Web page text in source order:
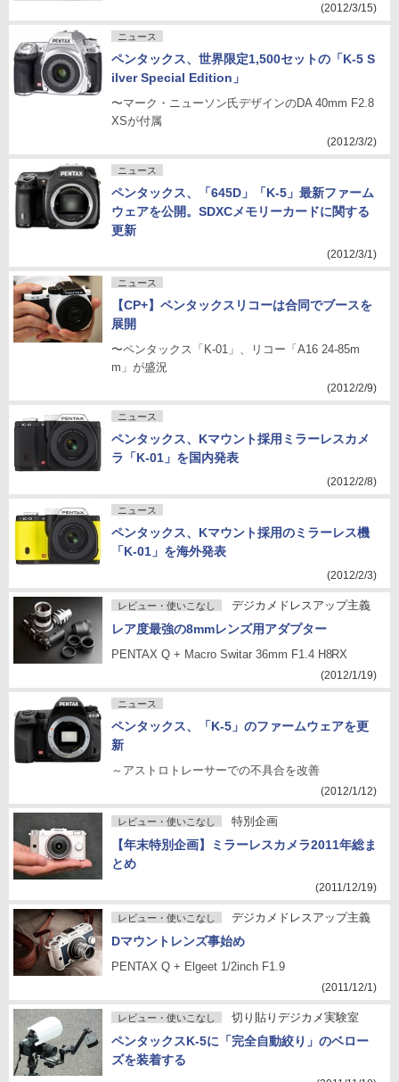
(2012/3/15)
ニュース
ペンタックス、世界限定1,500セットの「K-5 S
ilver Special Edition」
〜マーク・ニューソン氏デザインのDA 40mm F2.8
XSが付属
(2012/3/2)
ニュース
ペンタックス、「645D」「K-5」最新ファーム
ウェアを公開。SDXCメモリーカードに関する
更新
(2012/3/1)
ニュース
【CP+】ペンタックスリコーは合同でブースを
展開
〜ペンタックス「K-01」、リコー「A16 24-85m
m」が盛況
(2012/2/9)
ニュース
ペンタックス、Kマウント採用ミラーレスカメ
ラ「K-01」を国内発表
(2012/2/8)
ニュース
ペンタックス、Kマウント採用のミラーレス機
「K-01」を海外発表
(2012/2/3)
レビュー・使いこなし デジカメドレスアップ主義
レア度最強の8mmレンズ用アダプター
PENTAX Q + Macro Switar 36mm F1.4 H8RX
(2012/1/19)
ニュース
ペンタックス、「K-5」のファームウェアを更
新
～アストロトレーサーでの不具合を改善
(2012/1/12)
レビュー・使いこなし 特別企画
【年末特別企画】ミラーレスカメラ2011年総ま
とめ
(2011/12/19)
レビュー・使いこなし デジカメドレスアップ主義
Dマウントレンズ事始め
PENTAX Q + Elgeet 1/2inch F1.9
(2011/12/1)
レビュー・使いこなし 切り貼りデジカメ実験室
ペンタックスK-5に「完全自動絞り」のベロー
ズを装着する